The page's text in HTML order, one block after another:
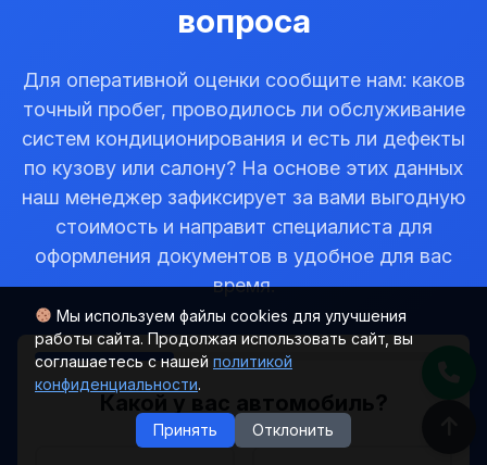
Мы используем файлы cookies для улучшения
работы сайта. Продолжая использовать сайт, вы
соглашаетесь с нашей политикой
конфиденциальности.
Принять Отклонить
вопроса
Для оперативной оценки сообщите нам: каков
точный пробег, проводилось ли обслуживание
систем кондиционирования и есть ли дефекты
по кузову или салону? На основе этих данных
наш менеджер зафиксирует за вами выгодную
стоимость и направит специалиста для
оформления документов в удобное для вас
время.
Какой у вас автомобиль?